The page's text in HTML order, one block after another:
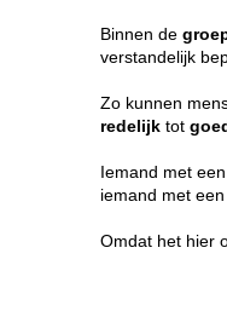
Binnen de
verstandelijk
Zo kunnen
redelijk totgoed
Iemand met
iemand met
Omdat het hier